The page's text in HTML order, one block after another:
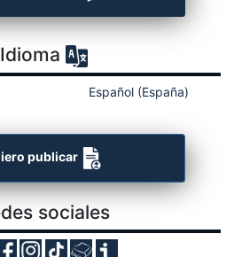
Idioma
Español (España)
publicar
sociales